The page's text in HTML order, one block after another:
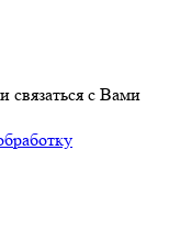
связаться с Вами